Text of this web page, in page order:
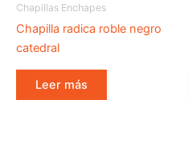
Chapillas Enchapes
Chapilla radica roble negro
catedral
Leer más